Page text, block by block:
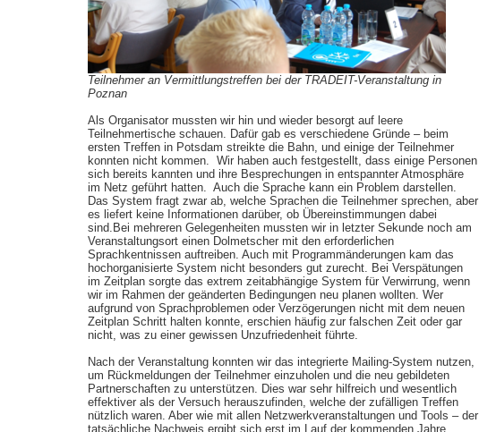
Teilnehmer an Vermittlungstreffen bei der TRADEIT-Veranstaltung in
Poznan
Als Organisator mussten wir hin und wieder besorgt auf leere
Teilnehmertische schauen. Dafür gab es verschiedene Gründe – beim
ersten Treffen in Potsdam streikte die Bahn, und einige der Teilnehmer
konnten nicht kommen. Wir haben auch festgestellt, dass einige Personen
sich bereits kannten und ihre Besprechungen in entspannter Atmosphäre
im Netz geführt hatten. Auch die Sprache kann ein Problem darstellen.
Das System fragt zwar ab, welche Sprachen die Teilnehmer sprechen, aber
es liefert keine Informationen darüber, ob Übereinstimmungen dabei
sind.Bei mehreren Gelegenheiten mussten wir in letzter Sekunde noch am
Veranstaltungsort einen Dolmetscher mit den erforderlichen
Sprachkentnissen auftreiben. Auch mit Programmänderungen kam das
hochorganisierte System nicht besonders gut zurecht. Bei Verspätungen
im Zeitplan sorgte das extrem zeitabhängige System für Verwirrung, wenn
wir im Rahmen der geänderten Bedingungen neu planen wollten. Wer
aufgrund von Sprachproblemen oder Verzögerungen nicht mit dem neuen
Zeitplan Schritt halten konnte, erschien häufig zur falschen Zeit oder gar
nicht, was zu einer gewissen Unzufriedenheit führte.
Nach der Veranstaltung konnten wir das integrierte Mailing-System nutzen,
um Rückmeldungen der Teilnehmer einzuholen und die neu gebildeten
Partnerschaften zu unterstützen. Dies war sehr hilfreich und wesentlich
effektiver als der Versuch herauszufinden, welche der zufälligen Treffen
nützlich waren. Aber wie mit allen Netzwerkveranstaltungen und Tools – der
tatsächliche Nachweis ergibt sich erst im Lauf der kommenden Jahre.